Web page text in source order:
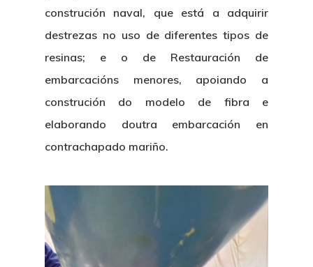
construción naval, que está a adquirir
destrezas no uso de diferentes tipos de
resinas; e o de Restauración de
embarcacións menores, apoiando a
construción do modelo de fibra e
elaborando doutra embarcación en
contrachapado mariño.